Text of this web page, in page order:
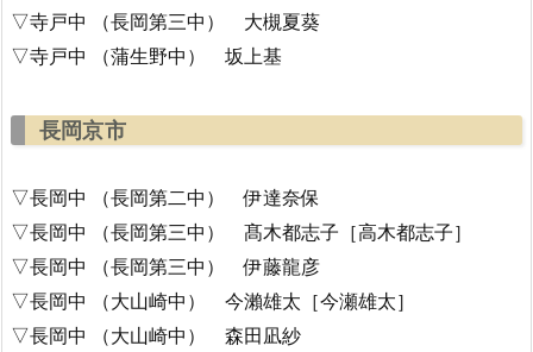
▽寺戸中 （長岡第三中） 大槻夏葵
▽寺戸中 （蒲生野中） 坂上基
長岡京市
▽長岡中 （長岡第二中） 伊達奈保
▽長岡中 （長岡第三中） 髙木都志子［高木都志子］
▽長岡中 （長岡第三中） 伊藤龍彦
▽長岡中 （大山崎中） 今瀨雄太［今瀬雄太］
▽長岡中 （大山崎中） 森田凪紗